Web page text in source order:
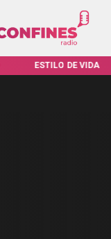
ESTILO DE VIDA